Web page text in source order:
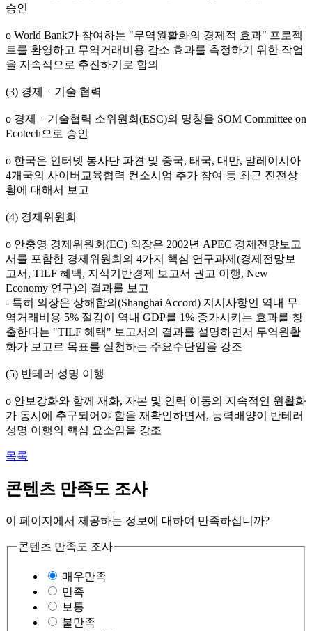
승인
o World Bank가 참여하는 "무역원활화의 경제적 효과" 프로젝
트를 환영하고 무역거래비용 감소 효과를 측정하기 위한 작업
을 지속적으로 추진하기로 합의
(3) 경제ㆍ기술 협력
o 경제ㆍ기술협력 소위원회(ESC)의 명칭을 SOM Committee on
Ecotech으로 승인
o 한국은 인터넷 봉사단 파견 및 중국, 태국, 대만, 말레이시아
4개국의 사이버교육협력 컨소시엄 추가 참여 등 최근 진전상
황에 대해서 보고
(4) 경제위원회
o 안충영 경제위원회(EC) 의장은 2002년 APEC 경제전망보고
서를 포함한 경제위원회의 4가지 핵심 연구과제(경제전망보
고서, TILF 혜택, 지식기반경제 보고서 권고 이행, New
Economy 연구)의 결과를 보고
- 특히 의장은 상해합의(Shanghai Accord) 지시사항인 역내 무
역거래비용 5% 절감이 역내 GDP를 1% 증가시키는 효과를 창
출한다는 "TILF 혜택" 보고서의 결과를 설명하면서 무역원활
화가 보고르 목표를 실천하는 주요수단임을 강조
(5) 반테러 성명 이행
o 안보강화와 함께 재화, 자본 및 인력 이동의 지속적인 원활화
가 동시에 추구되어야 함을 재확인하면서, 능력배양이 반테러
성명 이행의 핵심 요소임을 강조
목록
콘텐츠 만족도 조사
이 페이지에서 제공하는 정보에 대하여 만족하십니까?
콘텐츠 만족도 조사
매우만족
만족
보통
불만족